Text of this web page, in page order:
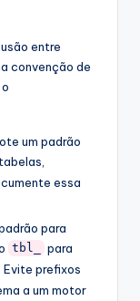
entre
convenção de
um padrão
essa
para
tbl_
para
Evite prefixos
a um motor